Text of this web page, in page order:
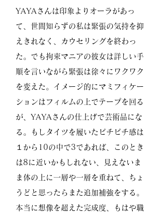
YAYAさんは印象よりオーラがあっ
て、世間知らずの私は緊張の気持を抑
えきれなく、カウセリングを終わっ
た。でも拘束マニアの彼女は詳しい手
順を言いながら緊張は徐々にワクワク
を変えた。イメージ的にマミフィケー
ションはフィルムの上でテープを回る
が、YAYAさんの仕上げで芸術品にな
る。もしタイツを履いたピチピチ感は
１から10の中で3であれば、このとき
は8に近いかもしれない、見えないま
ま体の上に一層や一層を重ねて、ちょ
うどと思ったらまた追加補強をする。
本当に想像を超えた完成度、もはや職